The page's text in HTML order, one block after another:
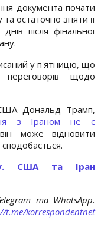
документа почати
остаточно зняти її
після фінальної
у п'ятницю, що
щодо
Дональд Трамп,
з Іраном не є
може відновити
США та Іран
та WhatsApp.
t.me/korrespondentnet